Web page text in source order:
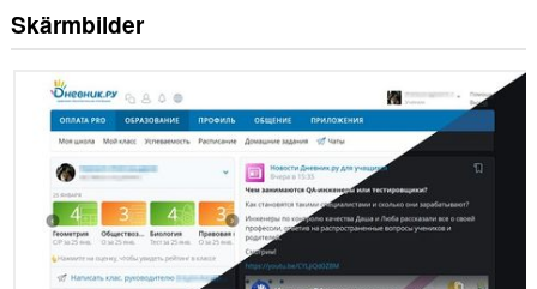
Tillägget
kan
tillgång
webbplatser.
Skärmbilder